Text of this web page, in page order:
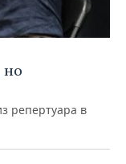
но
репертуара в